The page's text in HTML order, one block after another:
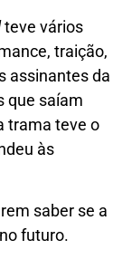
teve vários
traição,
assinantes da
que saíam
trama teve o
às
saber se a
futuro.